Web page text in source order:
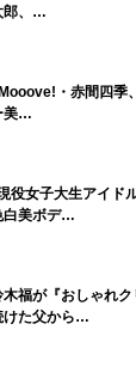
郎、…
・赤間四季
美…
役女子大生アイド
白美ボデ…
木福が『おしゃれ
けた父から…